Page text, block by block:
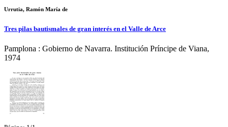
Urrutia, Ramón María de
Tres pilas bautismales de gran interés en el Valle de Arce
Pamplona : Gobierno de Navarra. Institución Príncipe de Viana,
1974